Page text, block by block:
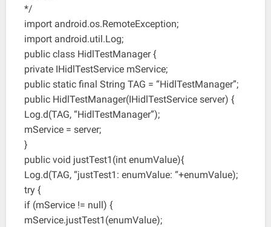
*/
import android.os.RemoteException;
import android.util.Log;
public class HidlTestManager {
private IHidlTestService mService;
public static final String TAG = “HidlTestManager”;
public HidlTestManager(IHidlTestService server) {
Log.d(TAG, “HidlTestManager”);
mService = server;
}
public void justTest1(int enumValue){
Log.d(TAG, “justTest1: enumValue: “+enumValue);
try {
if (mService != null) {
mService.justTest1(enumValue);